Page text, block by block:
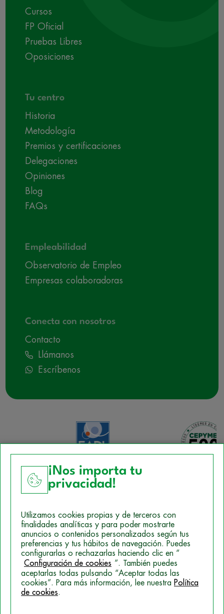
Cursos
FP Oficial
Pruebas Libres
Oposiciones
Tu centro
Historia
Metodología
Premios y certificaciones
Delegaciones
Opiniones
Blog
FAQs
Empleabilidad
Observatorio de Empleo
Empresas colaboradoras
Conecta con nosotros
Contacto
Llámanos
Escríbenos
Política de Cookies
Mapa del sitio
Politica de Privacidad
© 2026 Campus Training
¡Nos importa tu
privacidad!
Utilizamos cookies propias y de terceros con
finalidades analíticas y para poder mostrarte
anuncios o contenidos personalizados según tus
preferencias y tus hábitos de navegación. Puedes
configurarlas o rechazarlas haciendo clic en “
Configuración de cookies ”. También puedes
aceptarlas todas pulsando “Aceptar todas las
cookies”. Para más información, lee nuestra Política
de cookies.